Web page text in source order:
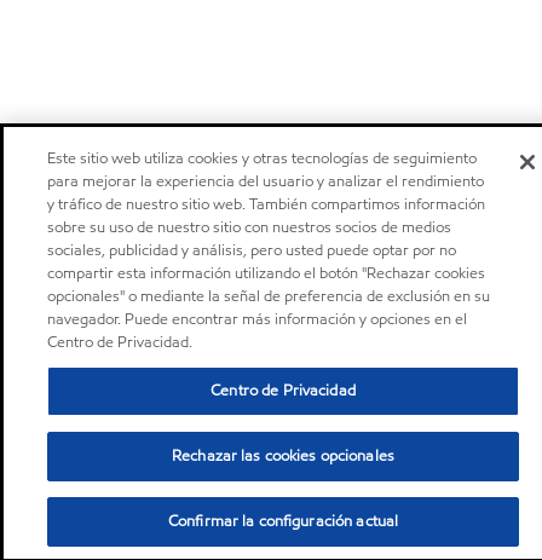
Este sitio web utiliza cookies y otras tecnologías de seguimiento
para mejorar la experiencia del usuario y analizar el rendimiento
y tráfico de nuestro sitio web. También compartimos información
sobre su uso de nuestro sitio con nuestros socios de medios
sociales, publicidad y análisis, pero usted puede optar por no
compartir esta información utilizando el botón "Rechazar cookies
opcionales" o mediante la señal de preferencia de exclusión en su
navegador. Puede encontrar más información y opciones en el
Centro de Privacidad.
Centro de Privacidad
Rechazar las cookies opcionales
Confirmar la configuración actual